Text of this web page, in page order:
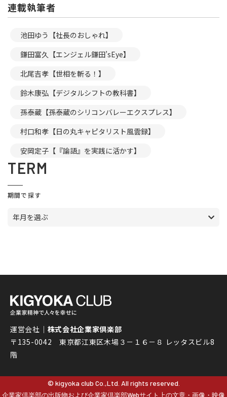
連載執筆者
池田ゆう【社長のおしゃれ】
鎌田富久【エンジェル鎌田’sEye】
北尾吉孝【世相を斬る！】
鈴木康弘【デジタルシフトの教科書】
孫泰蔵【孫泰蔵のシリコンバレーエクスプレス】
村口和孝【日の丸キャピタリスト風雲録】
安岡定子【『論語』を実践に活かす】
TERM
期間で探す
年月を選ぶ
運営会社｜ 株式会社企業家倶楽部
〒135-0042 東京都江東区木場３－１６－８ レッタスビル8
階
© kigyoka club Co.,Ltd. All rights reserved.
企業家倶楽部の出版物および企業家倶楽部Webサイト上の文章・画像・映像